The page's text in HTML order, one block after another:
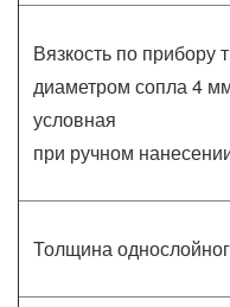
Вязкость по прибору
диаметром сопла 4
условная
при ручном
Толщина